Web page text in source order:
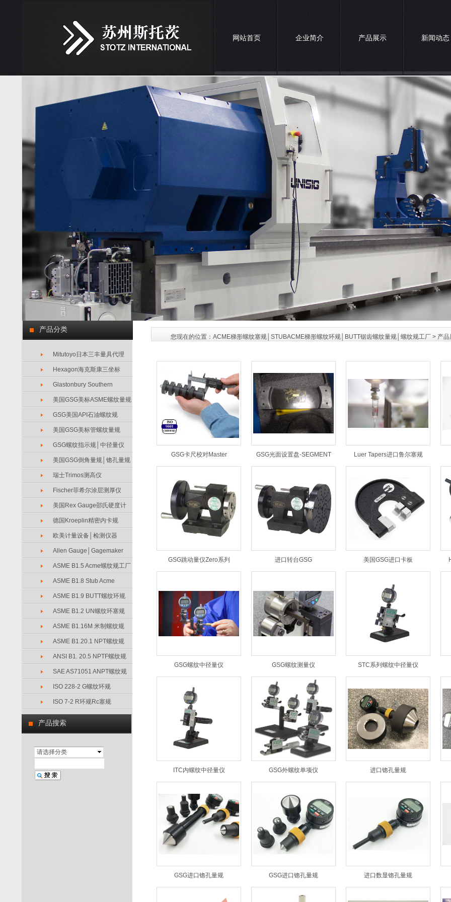
网站首页 企业简介 产品展示 新闻动态
诚聘英才 联系我们
产品搜索
请选择分类
您现在的位置： ACME梯形螺纹塞规│STUBACME梯形螺纹环规│BUTT锯齿螺纹量规│螺纹规工厂 > 产品
产品分类
Mitutoyo日本三丰量具代理
Hexagon海克斯康三坐标
Glastonbury Southern
美国GSG美标ASME螺纹量规
GSG美国API石油螺纹规
美国GSG美标管螺纹量规
GSG螺纹指示规│中径量仪
美国GSG倒角量规│锪孔量规
瑞士Trimos测高仪
Fischer菲希尔涂层测厚仪
美国Rex Gauge邵氏硬度计
德国Kroeplin精密内卡规
欧美计量设备│检测仪器
Allen Gauge│Gagemaker
ASME B1.5 Acme螺纹规工厂
ASME B1.8 Stub Acme
ASME B1.9 BUTT螺纹环规
ASME B1.2 UN螺纹环塞规
ASME B1.16M 米制螺纹规
ASME B1.20.1 NPT螺纹规
ANSI B1. 20.5 NPTF螺纹规
SAE AS71051 ANPT螺纹规
ISO 228-2 G螺纹环规
ISO 7-2 R环规Rc塞规
GSG卡尺校对Master GSG光面设置盘-SEGMENT Luer Tapers进口鲁尔塞规
GSG跳动量仪Zero系列 进口转台GSG 美国GSG进口卡板
GSG螺纹中径量仪 GSG螺纹测量仪 STC系列螺纹中径量仪
ITC内螺纹中径量仪 GSG外螺纹单项仪 进口锪孔量规
GSG进口锪孔量规 GSG进口锪孔量规 进口数显锪孔量规